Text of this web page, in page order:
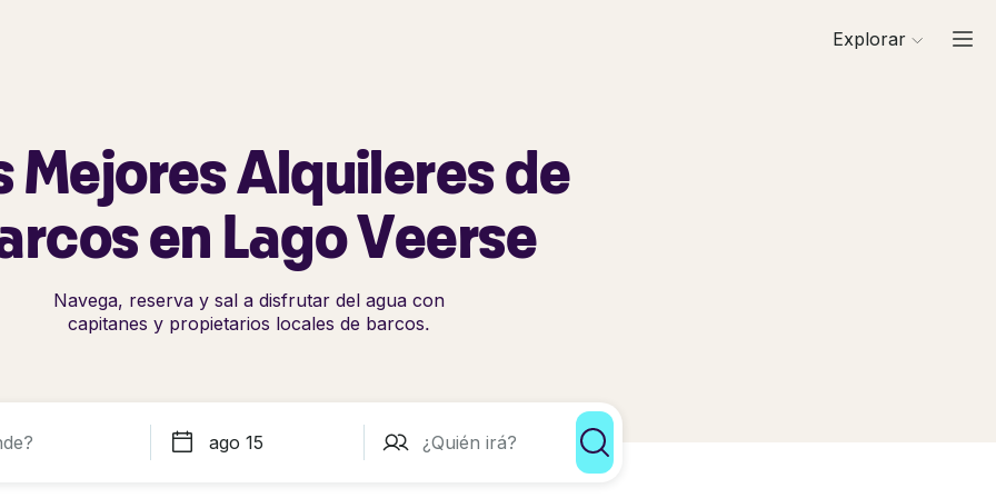
Explorar
Mejores Alquileres de
en Lago Veerse
Navega, reserva y sal a disfrutar del agua con
capitanes y propietarios locales de barcos.